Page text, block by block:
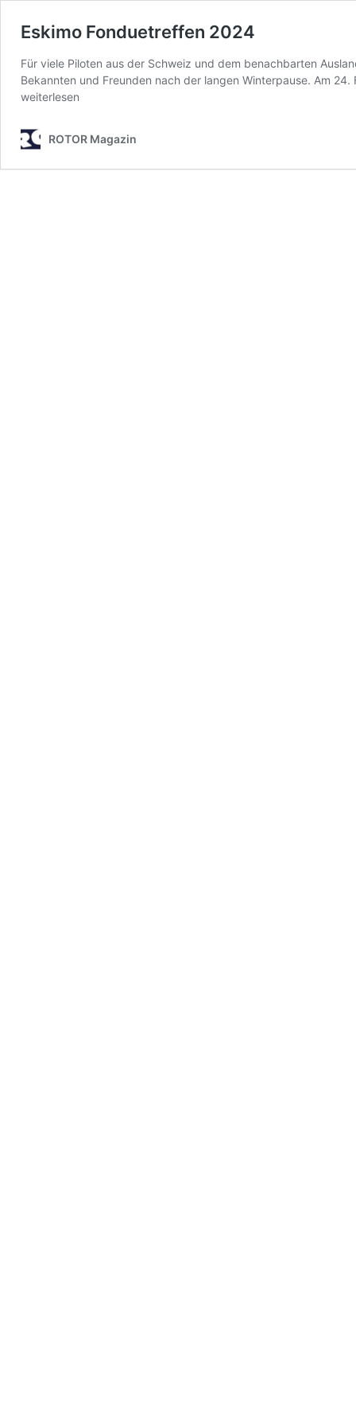
Eskimo Fonduetreffen 2024
Für viele Piloten aus der Schweiz und dem benachbarten
Bekannten und Freunden nach der langen Winterpause. Am
weiterlesen
ROTOR Magazin